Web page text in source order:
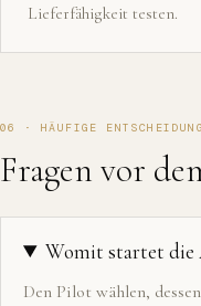
Lieferfähigkeit testen.
06 · HÄUFIGE
Fragen vor
Womit startet die
Den Pilot wählen,